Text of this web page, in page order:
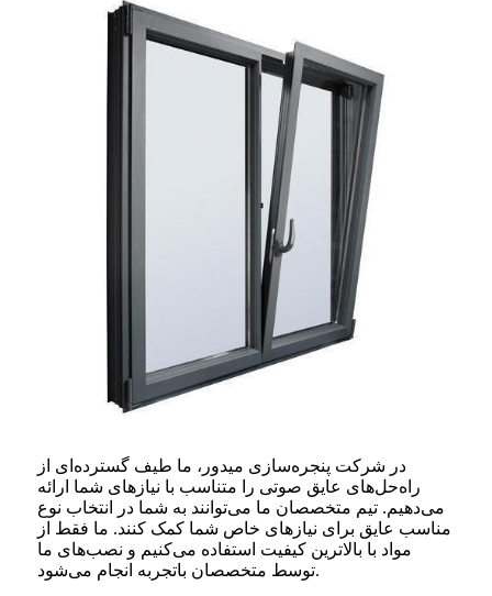
در شرکت پنجره‌سازی میدور، ما طیف گسترده‌ای از
راه‌حل‌های عایق صوتی را متناسب با نیازهای شما ارائه
می‌دهیم. تیم متخصصان ما می‌توانند به شما در انتخاب نوع
مناسب عایق برای نیازهای خاص شما کمک کنند. ما فقط از
مواد با بالاترین کیفیت استفاده می‌کنیم و نصب‌های ما
توسط متخصصان باتجربه انجام می‌شود.